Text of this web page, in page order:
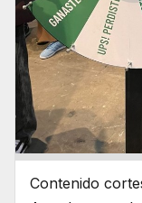
Contenido